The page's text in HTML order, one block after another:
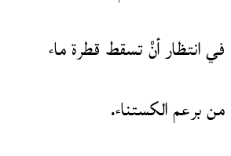
في انتظار أنْ تسقط قطرة ماء
من برعم الكستناء.